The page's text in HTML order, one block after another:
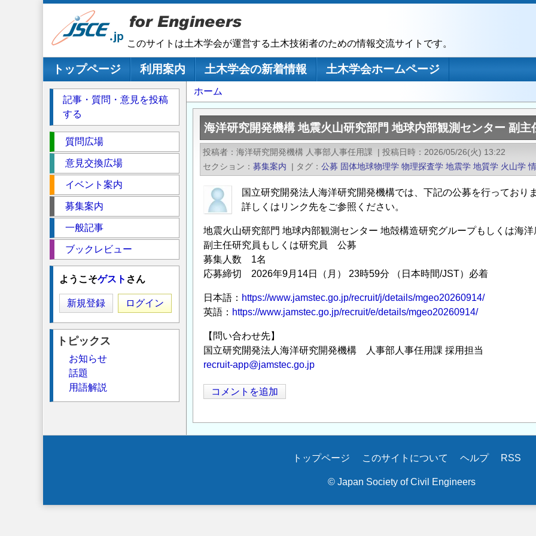
このサイトは土木学会が運営する土木技術者のための情報交流サイトです。
メインナビゲーション
トップページ 利用案内 土木学会の新着情報
土木学会ホームページ
パ
ン
く
ず
ホーム
海洋研究開発機構 地震火山研究部門 地球内部観測センター 副
投稿者 海洋研究開発機構 人事部人事任用課 | 投稿日時
2026/05/26(火) 13:22
セクション
募集案内 | タグ 公募 固体地球物理学 物理探査学 地震学 地質学 火山学
国立研究開発法人海洋研究開発機構では、下記の公募を行っておりま
詳しくはリンク先をご参照ください。
地震火山研究部門 地球内部観測センター 地殻構造研究グループもしくは海
副主任研究員もしくは研究員 公募
募集人数 1名
応募締切 2026年9月14日（月） 23時59分 （日本時間/JST）必着
日本語： https://www.jamstec.go.jp/recruit/j/details/mgeo20260914/
英語： https://www.jamstec.go.jp/recruit/e/details/mgeo20260914/
【問い合わせ先】
国立研究開発法人海洋研究開発機構 人事部人事任用課 採用担当
recruit-app@jamstec.go.jp
コメントを追加
記事・質問・意見を投稿
する
ク
シ
質問広場
意見交換広場
イベント案内
募集案内
一般記事
ブックレビュー
ようこそゲスト さん
新規登録 ログイン
トピックス
お知らせ
話題
用語解説
トップページ このサイトについて ヘルプ RSS
© Japan Society of Civil Engineers